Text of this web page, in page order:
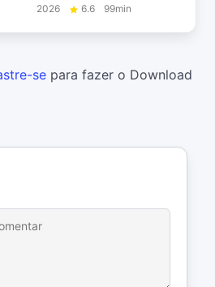
2026 6.6 99min
se para fazer o Download